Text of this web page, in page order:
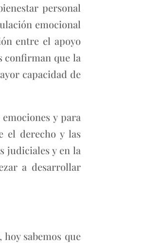
personal
emocional
entre el apoyo
confirman que la
capacidad de
y para
el derecho y las
judiciales y en la
a desarrollar
sabemos que